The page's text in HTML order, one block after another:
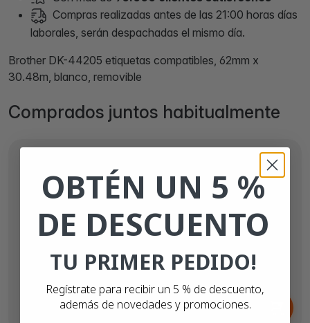
Compras realizadas antes de las 21:00 horas días
laborales, serán despachadas el mismo día.
Brother DK-44205 etiquetas compatibles, 62mm x
30.48m, blanco, removible
Comprados juntos habitualmente
Desde
€
OBTÉN UN 5 %
DE DESCUENTO
TU PRIMER PEDIDO!
Regístrate para recibir un 5 % de descuento,
además de novedades y promociones.